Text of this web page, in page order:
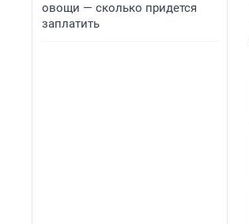
овощи — сколько придется
заплатить